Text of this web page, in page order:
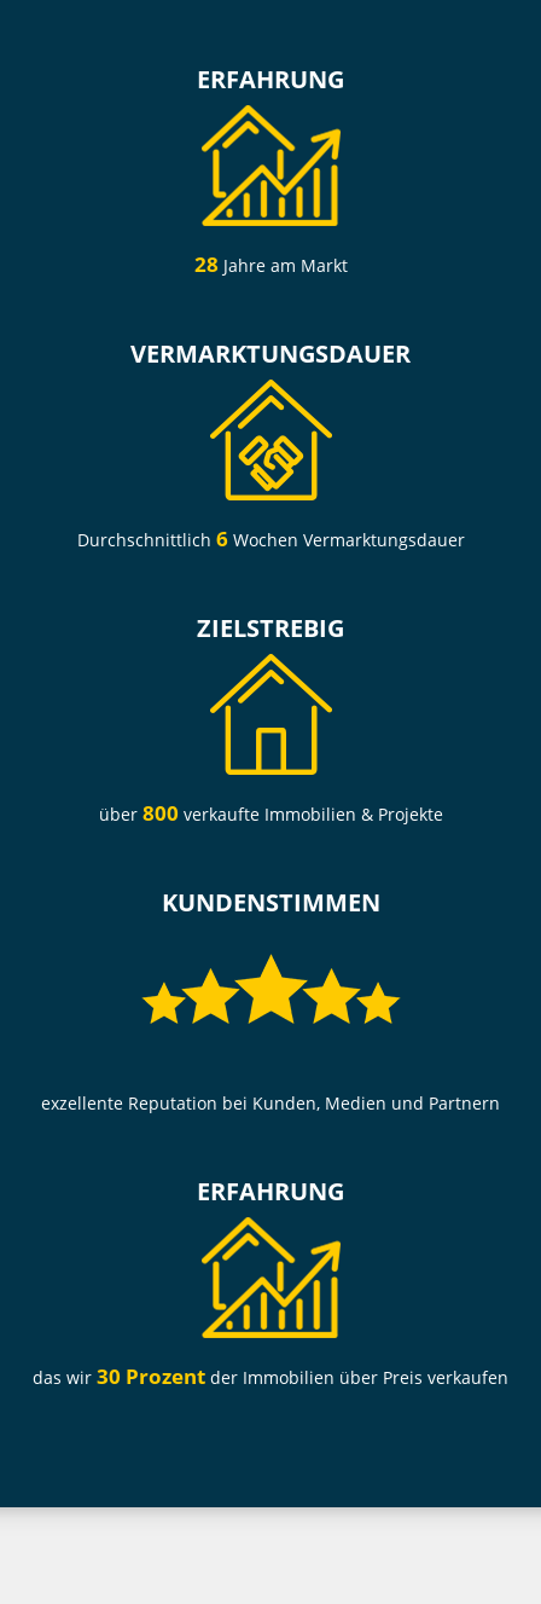
ERFAHRUNG
28 Jahre am Markt
VERMARKTUNGSDAUER
Durchschnittlich 6Wochen Vermarktungsdauer
ZIELSTREBIG
über 800 verkaufte Immobilien & Projekte
KUNDENSTIMMEN
exzellente Reputation bei Kunden, Medien und Partnern
ERFAHRUNG
das wir 30 Prozent der Immobilien über Preis verkaufen